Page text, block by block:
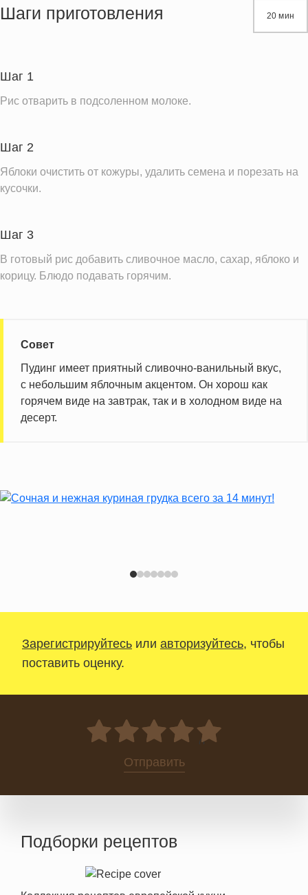
Жиры
Пищевые волокна
Холестерин
Витамин С
4.6 мг
Шаги приготовления 20 мин
Шаг 1
Рис отварить в подсоленном молоке.
Шаг 2
Яблоки очистить от кожуры, удалить семена и порезать на
кусочки.
Шаг 3
В готовый рис добавить сливочное масло, сахар, яблоко и
корицу. Блюдо подавать горячим.
Совет
Пудинг имеет приятный сливочно-ванильный вкус,
с небольшим яблочным акцентом. Он хорош как
горячем виде на завтрак, так и в холодном виде на
десерт.
Зарегистрируйтесь или авторизуйтесь, чтобы
поставить оценку.
0
Отправить
Подборки рецептов